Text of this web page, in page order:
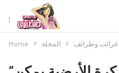
Home المجلة غرائب وطرائف